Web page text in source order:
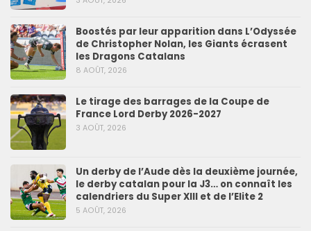
Boostés par leur apparition dans L’Odyssée
de Christopher Nolan, les Giants écrasent
les Dragons Catalans
8 AOÛT, 2026
Le tirage des barrages de la Coupe de
France Lord Derby 2026-2027
3 AOÛT, 2026
Un derby de l’Aude dès la deuxième journée,
le derby catalan pour la J3… on connaît les
calendriers du Super XIII et de l’Elite 2
5 AOÛT, 2026